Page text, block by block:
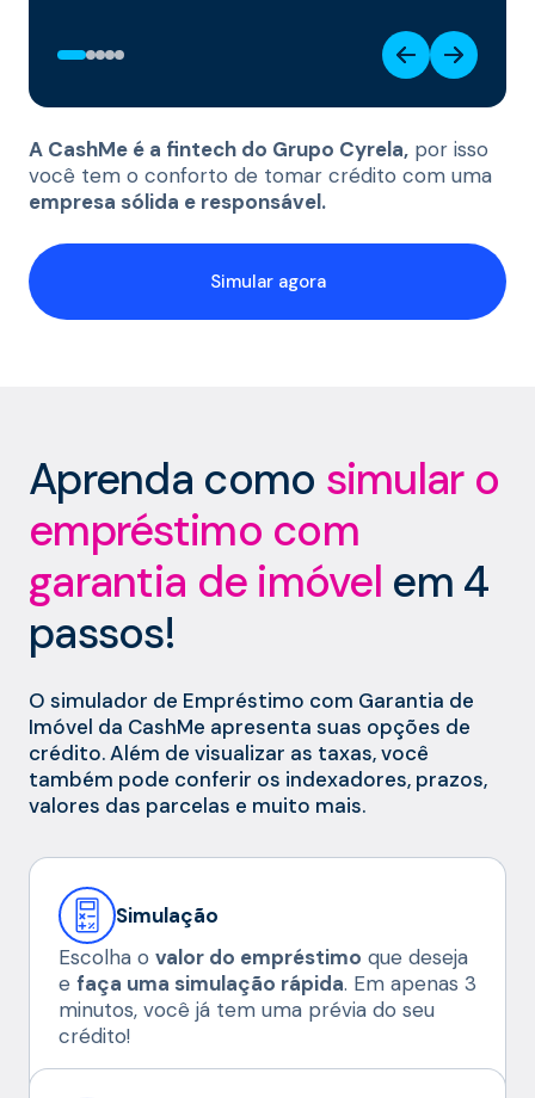
A CashMe é a fintech do Grupo Cyrela, por isso
você tem o conforto de tomar crédito com uma
empresa sólida e responsável.
Simular agora
Aprenda como simular o
empréstimo com
garantia de imóvel em 4
passos!
O simulador de Empréstimo com Garantia de
Imóvel da CashMe apresenta suas opções de
crédito. Além de visualizar as taxas, você
também pode conferir os indexadores, prazos,
valores das parcelas e muito mais.
Simulação
Escolha o valor do empréstimo que deseja
e faça uma simulação rápida. Em apenas 3
minutos, você já tem uma prévia do seu
crédito!